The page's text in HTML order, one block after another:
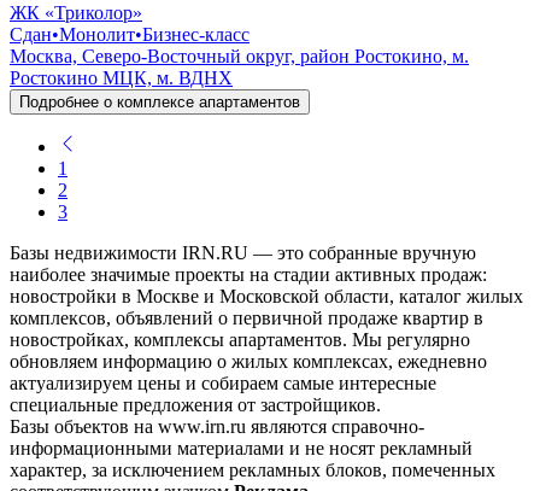
ЖК «Триколор»
Сдан•Монолит•Бизнес-класс
Москва, Северо-Восточный округ, район Ростокино, м.
Ростокино МЦК, м. ВДНХ
Подробнее о комплексе апартаментов
1
2
3
Базы недвижимости IRN.RU — это собранные вручную
наиболее значимые проекты на стадии активных продаж:
новостройки в Москве и Московской области, каталог жилых
комплексов, объявлений о первичной продаже квартир в
новостройках, комплексы апартаментов. Мы регулярно
обновляем информацию о жилых комплексах, ежедневно
актуализируем цены и собираем самые интересные
специальные предложения от застройщиков.
Базы объектов на www.irn.ru являются справочно-
информационными материалами и не носят рекламный
характер, за исключением рекламных блоков, помеченных